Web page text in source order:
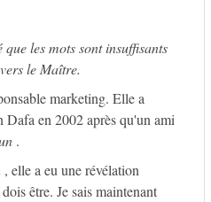
les mots sont insuffisants
le Maître.
marketing. Elle a
Dafa en 2002 après qu'un ami
.
, elle a eu une révélation
être. Je sais maintenant